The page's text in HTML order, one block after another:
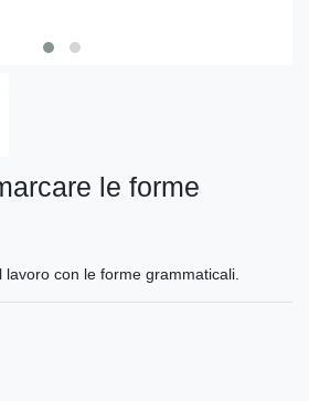
le forme
con le forme grammaticali.